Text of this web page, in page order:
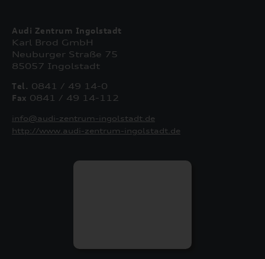
Audi Zentrum Ingolstadt
Karl Brod GmbH
Neuburger Straße 75
85057 Ingolstadt
Tel. 0841 / 49 14-0
Fax 0841 / 49 14-112
info@audi-zentrum-ingolstadt.de
http://www.audi-zentrum-ingolstadt.de